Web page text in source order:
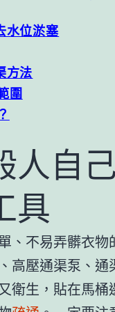
水位淤塞
方法
圍
人自
具
、不易弄髒衣物
高壓通渠泵、通
衛生，貼在馬桶